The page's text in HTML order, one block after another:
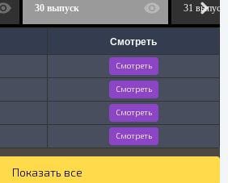
30 выпуск 31 выпуск
Смотреть
Смотреть
Смотреть
Смотреть
Смотреть
Показать все